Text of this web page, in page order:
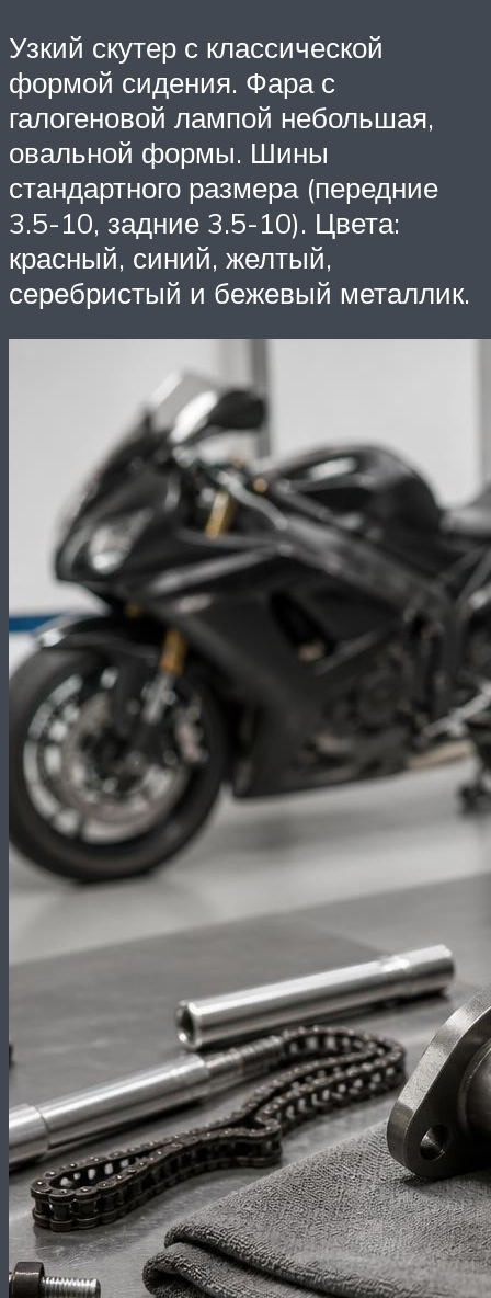
Узкий скутер с классической
формой сидения. Фара с
галогеновой лампой небольшая,
овальной формы. Шины
стандартного размера (передние
3.5-10, задние 3.5-10). Цвета:
красный, синий, желтый,
серебристый и бежевый металлик.